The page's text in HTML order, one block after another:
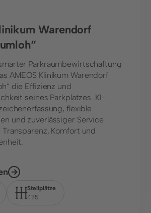
Warendorf
Parkraumbewirtschaftung
AMEOS Klinikum Warendorf
die Effizienz und
seines Parkplatzes. KI-
flexible
und zuverlässiger Service
Komfort und
Stellplätze
475